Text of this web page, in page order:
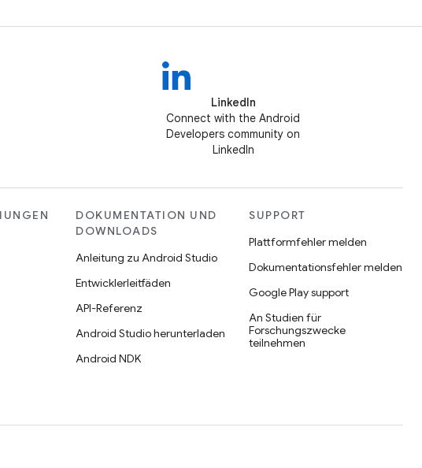
LinkedIn
Connect with the Android
Developers community on
LinkedIn
DOKUMENTATION UND
DOWNLOADS
Anleitung zu Android Studio
Entwicklerleitfäden
API-Referenz
Android Studio herunterladen
Android NDK
SUPPORT
Plattformfehler melden
Dokumentationsfehler melden
Google Play support
An Studien für
Forschungszwecke
teilnehmen